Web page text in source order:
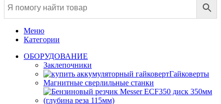
Меню
Категории
ОБОРУДОВАНИЕ
Заклепочники
Гайковерты
Магнитные сверлильные станки